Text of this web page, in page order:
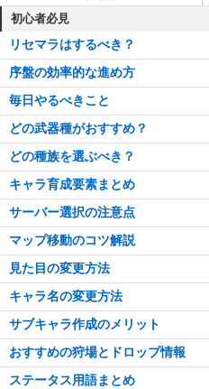
初心者必見
リセマラはするべき？
序盤の効率的な進め方
毎日やるべきこと
どの武器種がおすすめ？
どの種族を選ぶべき？
キャラ育成要素まとめ
サーバー選択の注意点
マップ移動のコツ解説
見た目の変更方法
キャラ名の変更方法
サブキャラ作成のメリット
おすすめの狩場とドロップ情報
ステータス用語まとめ